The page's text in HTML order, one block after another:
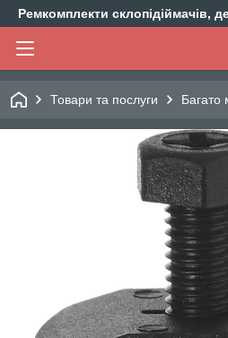
Ремкомплекти склопідіймачів,
Товари та послуги Багато